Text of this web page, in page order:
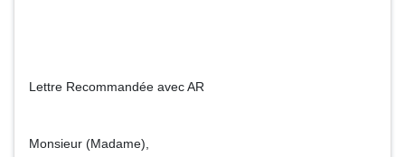
Lettre Recommandée avec AR
Monsieur (Madame),